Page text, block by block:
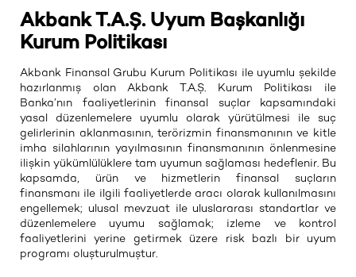
Akbank T.A.Ş. Uyum Başkanlığı
Kurum Politikası
Akbank Finansal Grubu Kurum Politikası ile uyumlu şekilde
hazırlanmış olan Akbank T.A.Ş. Kurum Politikası ile
Banka’nın faaliyetlerinin finansal suçlar kapsamındaki
yasal düzenlemelere uyumlu olarak yürütülmesi ile suç
gelirlerinin aklanmasının, terörizmin finansmanının ve kitle
imha silahlarının yayılmasının finansmanının önlenmesine
ilişkin yükümlülüklere tam uyumun sağlaması hedeflenir. Bu
kapsamda, ürün ve hizmetlerin finansal suçların
finansmanı ile ilgili faaliyetlerde aracı olarak kullanılmasını
engellemek; ulusal mevzuat ile uluslararası standartlar ve
düzenlemelere uyumu sağlamak; izleme ve kontrol
faaliyetlerini yerine getirmek üzere risk bazlı bir uyum
programı oluşturulmuştur.